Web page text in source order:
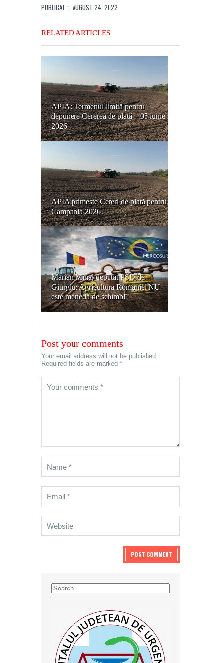
PUBLICAT : AUGUST 24, 2022
RELATED ARTICLES
APIA: Termenul limită pentru
depunere Cererea de plată – 05 iunie
2026
APIA primește Cereri de plată pentru
Campania 2026
Marian Mina, deputat PSD de
Giurgiu: Agricultura României NU
este monedă de schimb!
Post your comments
Your email address will not be published.
Required fields are marked *